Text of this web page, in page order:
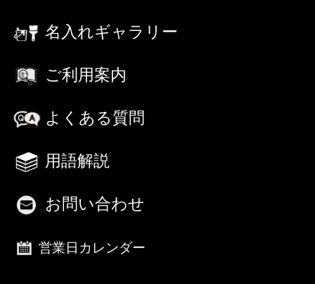
名入れギャラリー
ご利用案内
よくある質問
用語解説
お問い合わせ
営業日カレンダー